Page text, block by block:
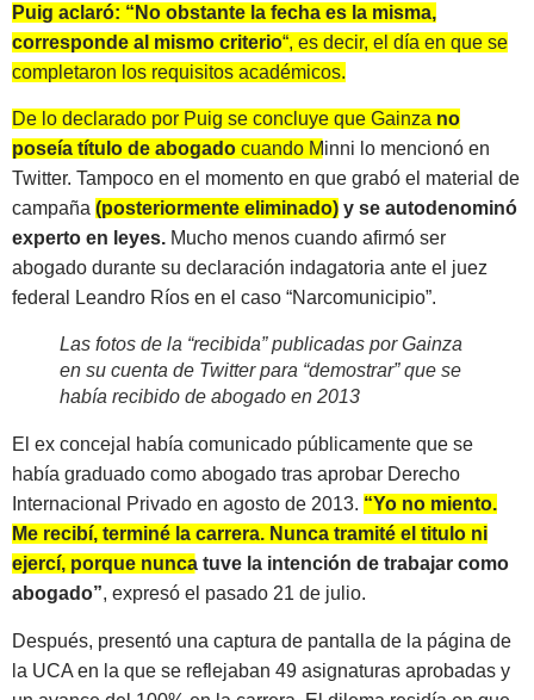
Puig aclaró: “No obstante la fecha es la misma,
corresponde al mismo criterio“, es decir, el día en que se
completaron los requisitos académicos.
De lo declarado por Puig se concluye que Gainza no
poseía título de abogado cuando Minni lo mencionó en
Twitter. Tampoco en el momento en que grabó el material de
campaña (posteriormente eliminado) y se autodenominó
experto en leyes. Mucho menos cuando afirmó ser
abogado durante su declaración indagatoria ante el juez
federal Leandro Ríos en el caso “Narcomunicipio”.
Las fotos de la “recibida” publicadas por Gainza
en su cuenta de Twitter para “demostrar” que se
había recibido de abogado en 2013
El ex concejal había comunicado públicamente que se
había graduado como abogado tras aprobar Derecho
Internacional Privado en agosto de 2013. “Yo no miento.
Me recibí, terminé la carrera. Nunca tramité el titulo ni
ejercí, porque nunca tuve la intención de trabajar como
abogado”, expresó el pasado 21 de julio.
Después, presentó una captura de pantalla de la página de
la UCA en la que se reflejaban 49 asignaturas aprobadas y